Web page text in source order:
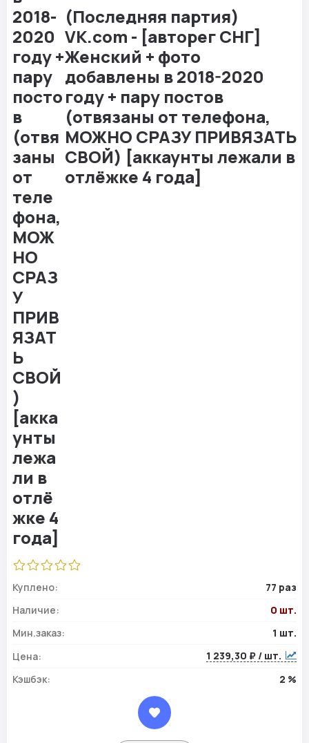
(Последняя партия)
VK.com - [авторег СНГ]
Женский + фото
добавлены в 2018-2020
году + пару постов
(отвязаны от телефона,
МОЖНО СРАЗУ ПРИВЯЗАТЬ
СВОЙ) [аккаунты лежали в
отлёжке 4 года]
Куплено:
77 раз
Наличие:
0 шт.
Мин.заказ:
1 шт.
Цена:
1 239,30 ₽ / шт.
Кэшбэк:
2 %